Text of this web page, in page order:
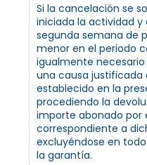
Si la cancelación se
iniciada la actividad y
segunda semana de
menor en el periodo
igualmente
una causa justificada
establecido en la
procediendo la
importe abonado por
correspondiente a
excluyéndose en
la garantía.